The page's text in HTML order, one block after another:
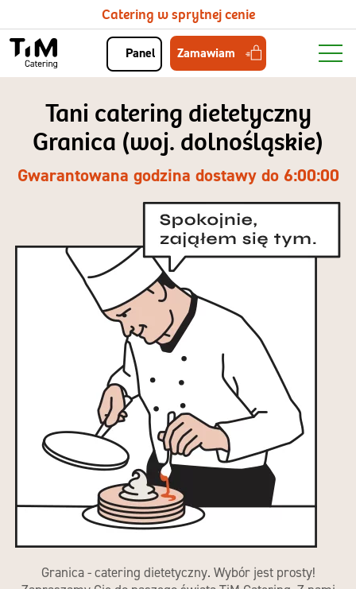
Catering w sprytnej cenie
Panel Zamawiam
Tani catering dietetyczny
Granica (woj. dolnośląskie)
Gwarantowana godzina dostawy do 6:00:00
Granica - catering dietetyczny. Wybór jest prosty!